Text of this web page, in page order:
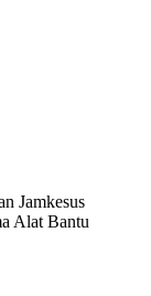
Jamkesus
Alat Bantu